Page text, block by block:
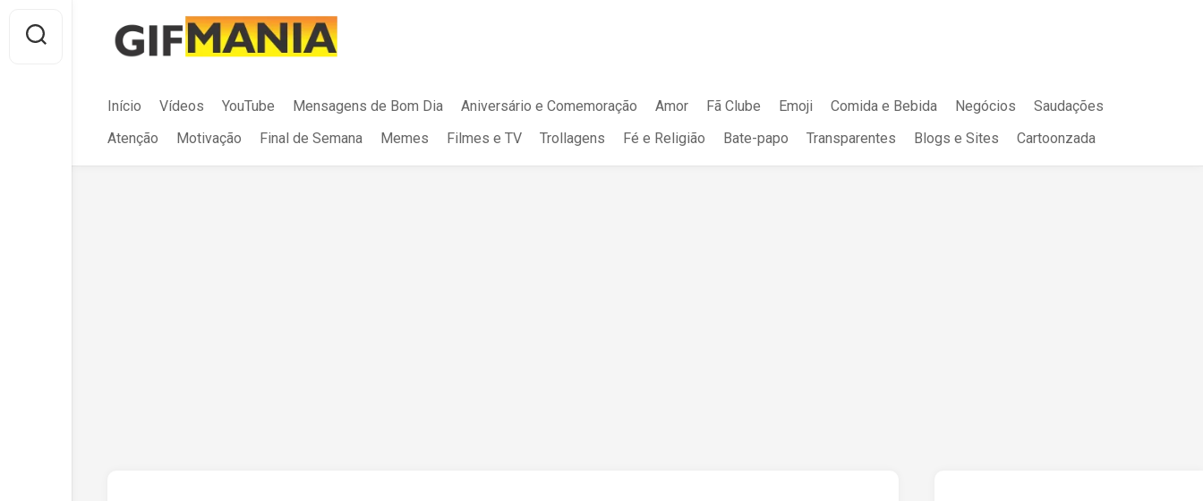
content
Início Vídeos YouTube Mensagens de Bom Dia Aniversário e Comemoração Amor Fã Clube Emoji Comida e Bebida Negócios
Saudações
Atenção
Motivação Final de Semana Memes Filmes e TV Trollagens Fé e Religião Bate-papo Transparentes Blogs e Sites Cartoonzada